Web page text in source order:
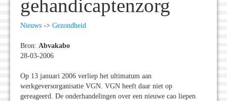
gehandicaptenzorg
Nieuws -> Gezondheid
Bron: Abvakabo
28-03-2006
Op 13 januari 2006 verliep het ultimatum aan
werkgeversorganisatie VGN. VGN heeft daar niet op
gereageerd. De onderhandelingen over een nieuwe cao liepen